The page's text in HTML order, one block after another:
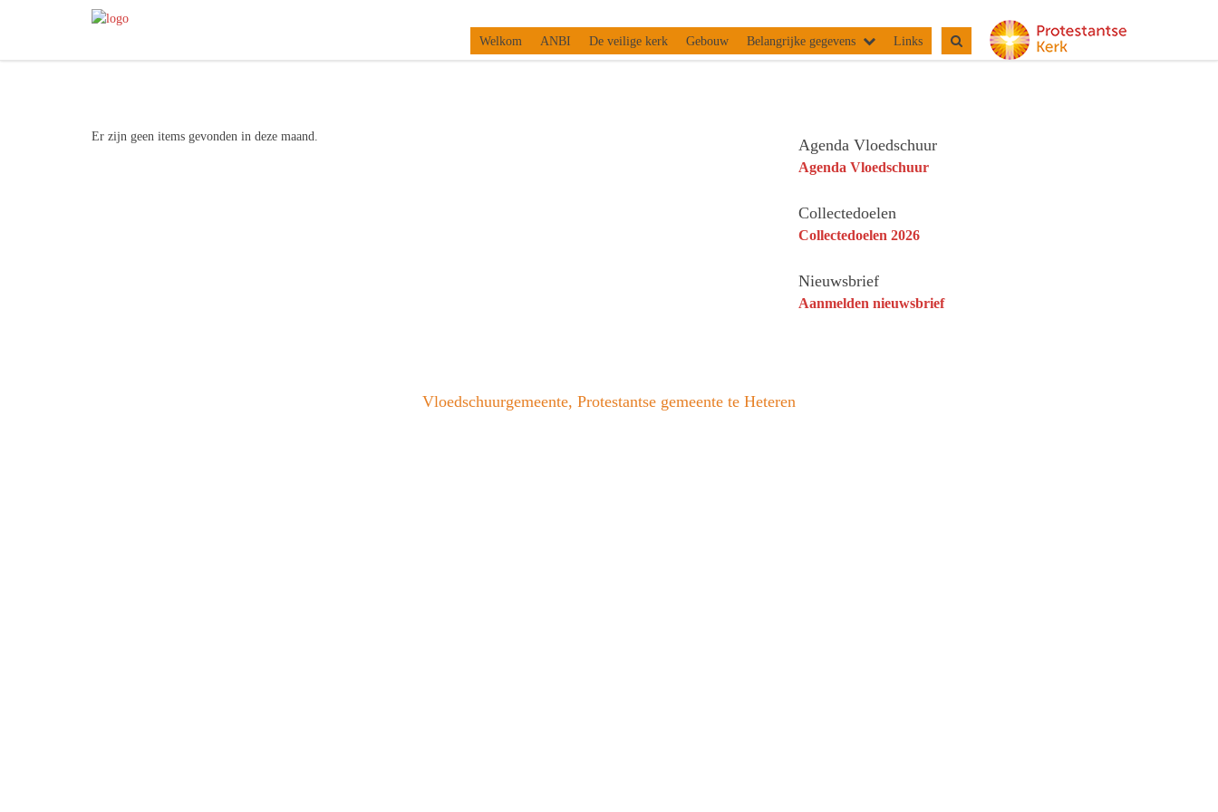
Welkom ANBI De veilige kerk Gebouw Belangrijke gegevens Links
Er zijn geen items gevonden in deze maand. Agenda Vloedschuur
Agenda Vloedschuur
Collectedoelen
Collectedoelen 2026
Nieuwsbrief
Aanmelden nieuwsbrief
Vloedschuurgemeente, Protestantse gemeente te Heteren